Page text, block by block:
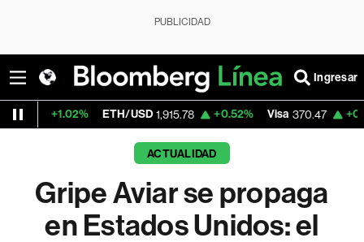
PUBLICIDAD
Ingresar
ETH/USD 1,915.78 +0.52% Visa 370.47 +0.52%
ACTUALIDAD
Gripe Aviar se propaga
en Estados Unidos: el